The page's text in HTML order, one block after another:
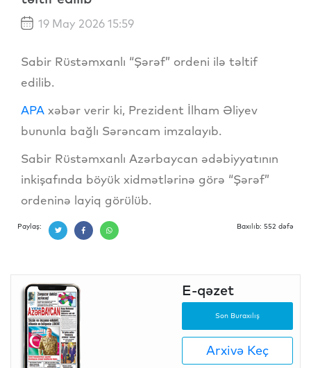
19 May 2026 15:59
Sabir Rüstəmxanlı “Şərəf” ordeni ilə təltif
edilib.
APA xəbər verir ki, Prezident İlham Əliyev
bununla bağlı Sərəncam imzalayıb.
Sabir Rüstəmxanlı Azərbaycan ədəbiyyatının
inkişafında böyük xidmətlərinə görə “Şərəf”
ordeninə layiq görülüb.
Paylaş: Baxılıb: 552 dəfə
E-qəzet
Son Buraxılış
Arxivə Keç